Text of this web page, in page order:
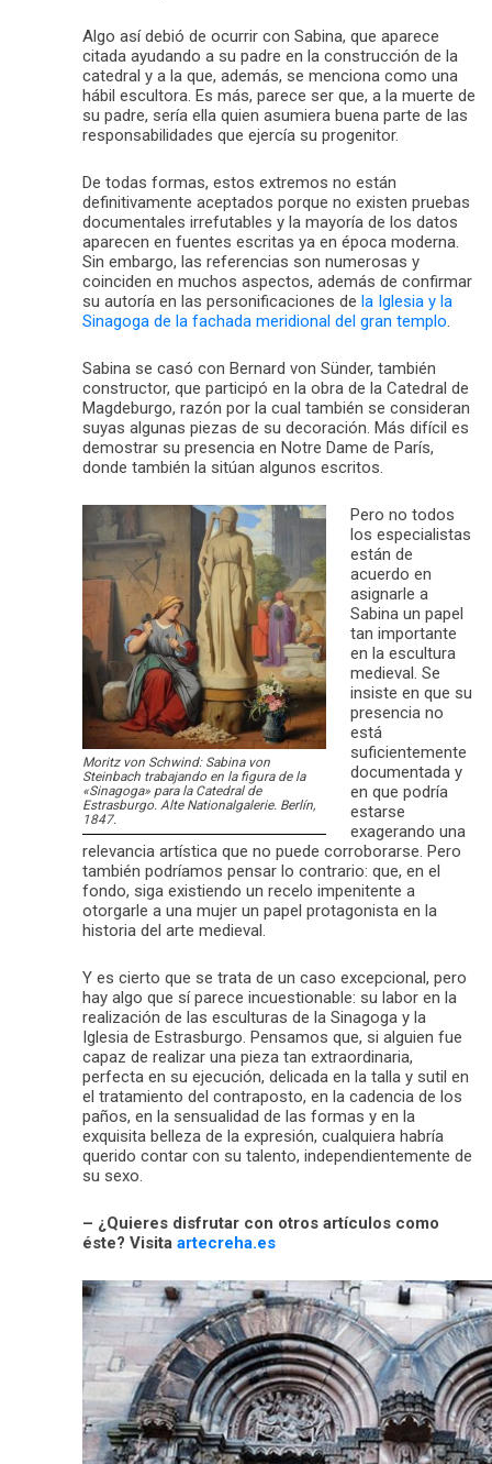
Algo así debió de ocurrir con Sabina, que aparece
citada ayudando a su padre en la construcción de la
catedral y a la que, además, se menciona como una
hábil escultora. Es más, parece ser que, a la muerte de
su padre, sería ella quien asumiera buena parte de las
responsabilidades que ejercía su progenitor.
De todas formas, estos extremos no están
definitivamente aceptados porque no existen pruebas
documentales irrefutables y la mayoría de los datos
aparecen en fuentes escritas ya en época moderna.
Sin embargo, las referencias son numerosas y
coinciden en muchos aspectos, además de confirmar
su autoría en las personificaciones de la Iglesia y la
Sinagoga de la fachada meridional del gran templo.
Sabina se casó con Bernard von Sünder, también
constructor, que participó en la obra de la Catedral de
Magdeburgo, razón por la cual también se consideran
suyas algunas piezas de su decoración. Más difícil es
demostrar su presencia en Notre Dame de París,
donde también la sitúan algunos escritos.
Moritz von Schwind: Sabina von
Steinbach trabajando en la figura de la
«Sinagoga» para la Catedral de
Estrasburgo. Alte Nationalgalerie. Berlín,
1847.
Pero no todos
los especialistas
están de
acuerdo en
asignarle a
Sabina un papel
tan importante
en la escultura
medieval. Se
insiste en que su
presencia no
está
suficientemente
documentada y
en que podría
estarse
exagerando una
relevancia artística que no puede corroborarse. Pero
también podríamos pensar lo contrario: que, en el
fondo, siga existiendo un recelo impenitente a
otorgarle a una mujer un papel protagonista en la
historia del arte medieval.
Y es cierto que se trata de un caso excepcional, pero
hay algo que sí parece incuestionable: su labor en la
realización de las esculturas de la Sinagoga y la
Iglesia de Estrasburgo. Pensamos que, si alguien fue
capaz de realizar una pieza tan extraordinaria,
perfecta en su ejecución, delicada en la talla y sutil en
el tratamiento del contraposto, en la cadencia de los
paños, en la sensualidad de las formas y en la
exquisita belleza de la expresión, cualquiera habría
querido contar con su talento, independientemente de
su sexo.
– ¿Quieres disfrutar con otros artículos como
éste? Visita artecreha.es